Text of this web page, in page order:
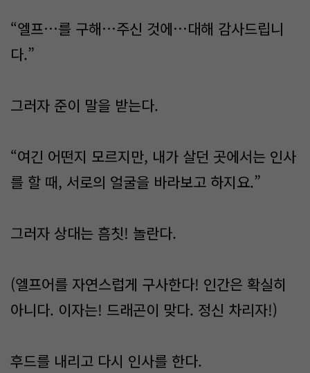
“엘프…를 구해…주신 것에…대해 감사드립니
다.”
그러자 준이 말을 받는다.
“여긴 어떤지 모르지만, 내가 살던 곳에서는 인사
를 할 때, 서로의 얼굴을 바라보고 하지요.”
그러자 상대는 흠칫! 놀란다.
(엘프어를 자연스럽게 구사한다! 인간은 확실히
아니다. 이자는! 드래곤이 맞다. 정신 차리자!)
후드를 내리고 다시 인사를 한다.